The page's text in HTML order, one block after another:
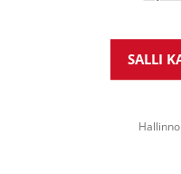
SALLI
betonikatolla
UV-valolta